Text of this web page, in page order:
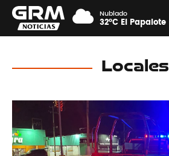
Nublado
32°C El Papalote
Locales